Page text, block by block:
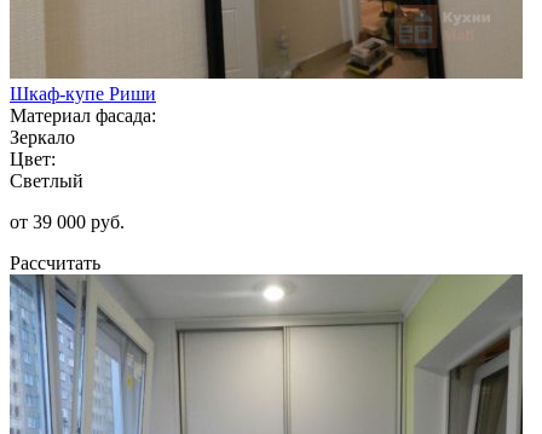
Шкаф-купе Риши
Материал фасада:
Зеркало
Цвет:
Светлый
от 39 000 руб.
Рассчитать